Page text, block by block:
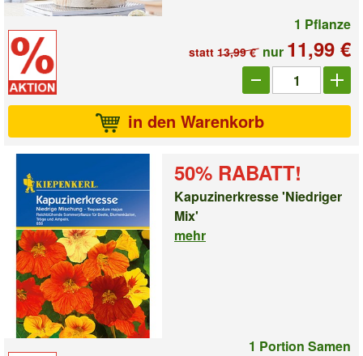
1 Pflanze
statt 13,99 € nur 11,99 €
Anzahl_1007620
in den Warenkorb
50% RABATT!
Kapuzinerkresse 'Niedriger
Mix'
mehr
1 Portion Samen